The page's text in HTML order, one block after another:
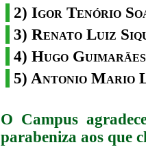
2) Igor Tenório
3) Renato Luiz
4) Hugo
5) Antonio Mario
O Campus
parabeniza aos que